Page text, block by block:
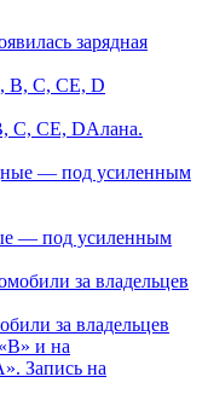
зарядная
С, СЕ, DАлана.
— под усиленным
за владельцев